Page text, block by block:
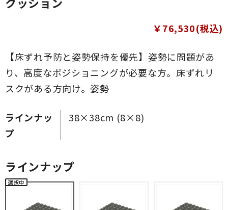
【床ずれ予防と姿勢保持を優先】姿勢に問題があ
り、高度なポジショニングが必要な方。床ずれリ
スクがある方向け。姿勢
￥76,530(税込)
ラインナッ
プ
38×38cm (8×8)
ラインナップ